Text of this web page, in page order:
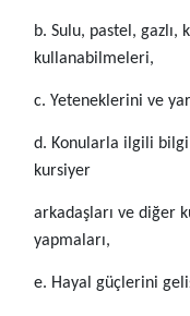
b. Sulu, pastel, gazlı,
kullanabilmeleri,
c. Yeteneklerini ve
d. Konularla ilgili
kursiyer
arkadaşları ve diğer
yapmaları,
e. Hayal güçlerini